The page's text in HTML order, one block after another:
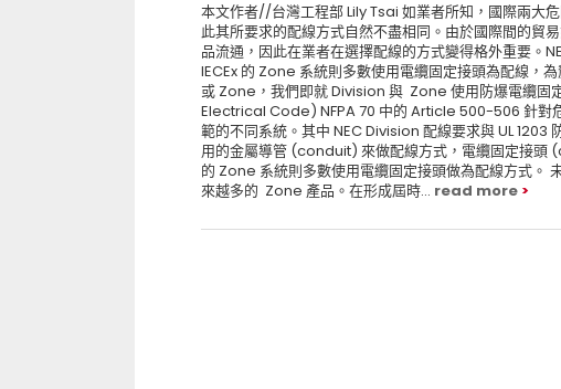
本文作者//台灣工程部 Lily Tsai 如業者所知，國際兩
此其所要求的配線方式自然不盡相同。由於國際間的貿
品流通，因此在業者在選擇配線的方式變得格外重要。
IECEx 的 Zone 系統則多數使用電纜固定接頭為配線，
或 Zone，我們即就 Division 與 Zone 使用防爆電纜固
Electrical Code) NFPA 70 中的 Article 500-506 針對
範的不同系統。其中 NEC Division 配線要求與 UL
用的金屬導管 (conduit) 來做配線方式，電纜固定接頭
的 Zone 系統則多數使用電纜固定接頭做為配線方式。
來越多的 Zone 產品。在形成屆時... read more